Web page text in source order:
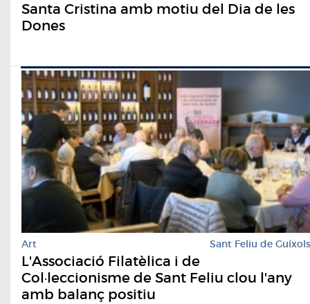
Santa Cristina amb motiu del Dia de les
Dones
Art Sant Feliu de Guíxols
L'Associació Filatèlica i de
Col·leccionisme de Sant Feliu clou l'any
amb balanç positiu